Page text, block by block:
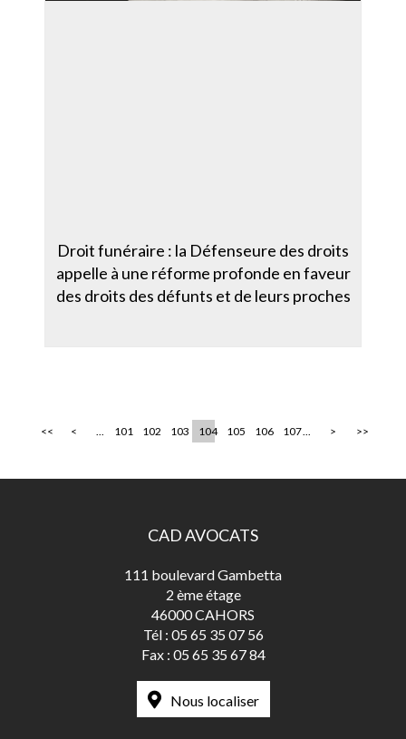
Droit funéraire : la Défenseure des droits
appelle à une réforme profonde en faveur
des droits des défunts et de leurs proches
<< < 101 102 103 104 105 106 107 > >>
CAD AVOCATS
111 boulevard Gambetta
2 ème étage
46000 CAHORS
Tél : 05 65 35 07 56
Fax : 05 65 35 67 84
Nous localiser